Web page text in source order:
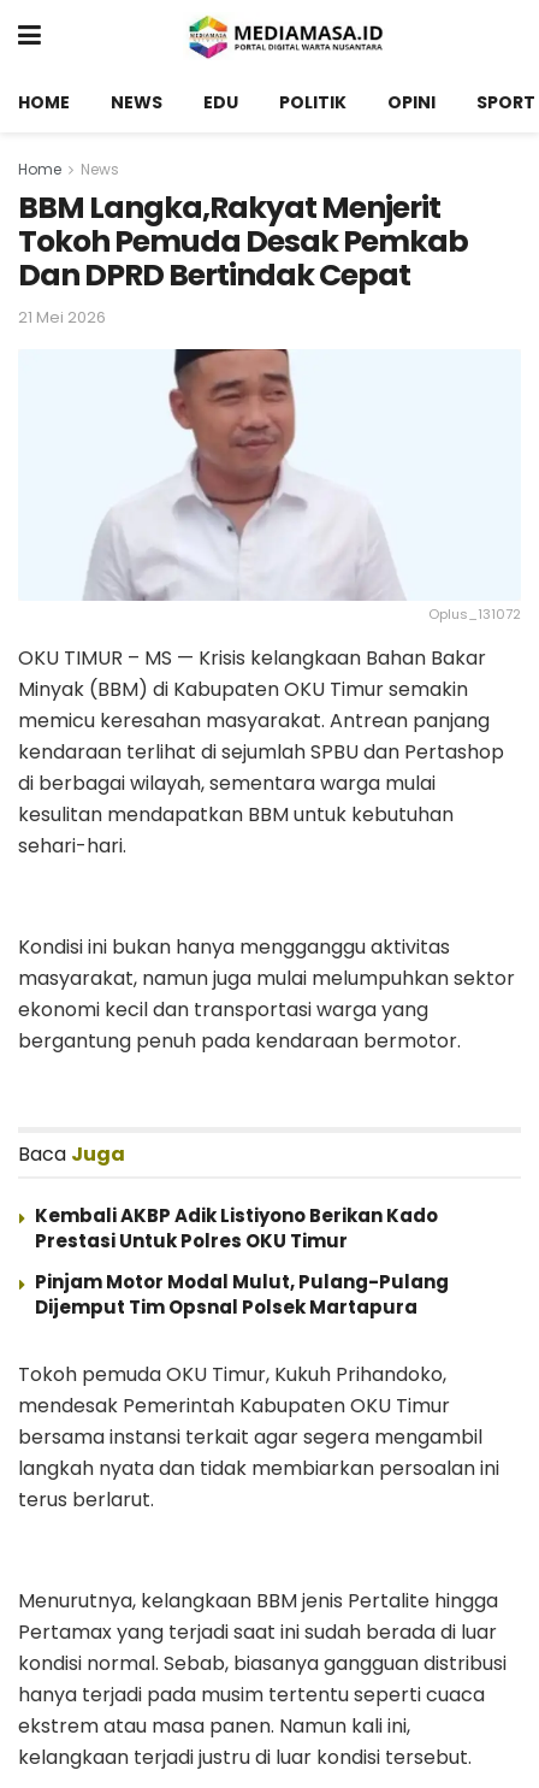
HOME NEWS EDU POLITIK OPINI SPORT
Home News
BBM Langka,Rakyat Menjerit
Tokoh Pemuda Desak Pemkab
Dan DPRD Bertindak Cepat
21 Mei 2026
Oplus_131072
OKU TIMUR – MS — Krisis kelangkaan Bahan Bakar
Minyak (BBM) di Kabupaten OKU Timur semakin
memicu keresahan masyarakat. Antrean panjang
kendaraan terlihat di sejumlah SPBU dan Pertashop
di berbagai wilayah, sementara warga mulai
kesulitan mendapatkan BBM untuk kebutuhan
sehari-hari.
Kondisi ini bukan hanya mengganggu aktivitas
masyarakat, namun juga mulai melumpuhkan sektor
ekonomi kecil dan transportasi warga yang
bergantung penuh pada kendaraan bermotor.
Baca Juga
Kembali AKBP Adik Listiyono Berikan Kado
Prestasi Untuk Polres OKU Timur
Pinjam Motor Modal Mulut, Pulang-Pulang
Dijemput Tim Opsnal Polsek Martapura
Tokoh pemuda OKU Timur, Kukuh Prihandoko,
mendesak Pemerintah Kabupaten OKU Timur
bersama instansi terkait agar segera mengambil
langkah nyata dan tidak membiarkan persoalan ini
terus berlarut.
Menurutnya, kelangkaan BBM jenis Pertalite hingga
Pertamax yang terjadi saat ini sudah berada di luar
kondisi normal. Sebab, biasanya gangguan distribusi
hanya terjadi pada musim tertentu seperti cuaca
ekstrem atau masa panen. Namun kali ini,
kelangkaan terjadi justru di luar kondisi tersebut.